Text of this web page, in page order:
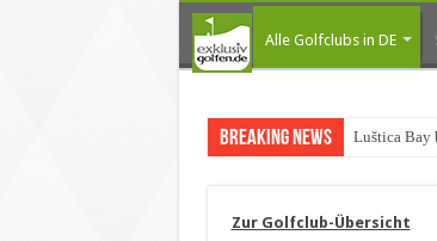
Alle Golfclubs in DE
Breaking News Luštica Bay
Zur Golfclub-Übersicht